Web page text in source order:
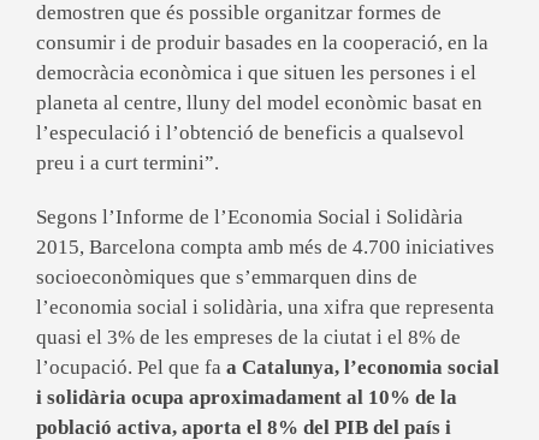
demostren que és possible organitzar formes de
consumir i de produir basades en la cooperació, en la
democràcia econòmica i que situen les persones i el
planeta al centre, lluny del model econòmic basat en
l’especulació i l’obtenció de beneficis a qualsevol
preu i a curt termini”.
Segons l’Informe de l’Economia Social i Solidària
2015, Barcelona compta amb més de 4.700 iniciatives
socioeconòmiques que s’emmarquen dins de
l’economia social i solidària, una xifra que representa
quasi el 3% de les empreses de la ciutat i el 8% de
l’ocupació. Pel que fa a Catalunya, l’economia social
i solidària ocupa aproximadament al 10% de la
població activa, aporta el 8% del PIB del país i